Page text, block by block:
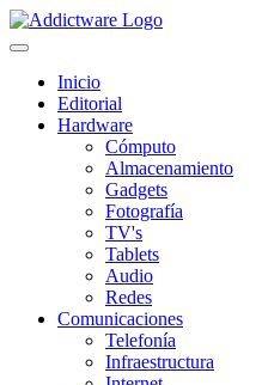
Inicio
Editorial
Hardware
Cómputo
Almacenamiento
Gadgets
Fotografía
TV's
Tablets
Audio
Redes
Comunicaciones
Telefonía
Infraestructura